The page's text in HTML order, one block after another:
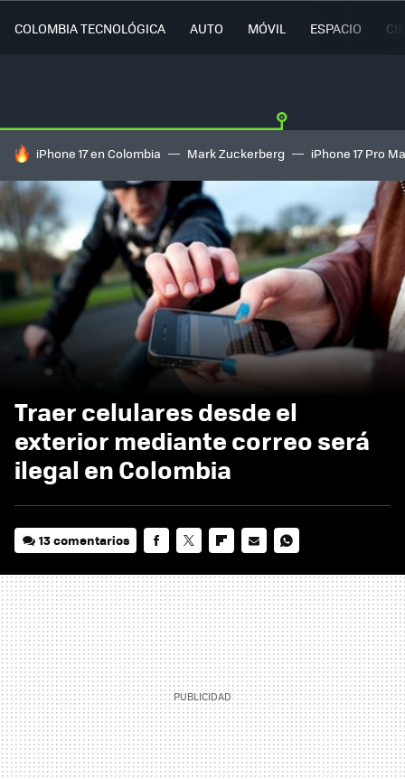
COLOMBIA TECNOLÓGICA AUTO MÓVIL ESPACIO
HOY SE HABLA DE
iPhone 17 en Colombia Mark Zuckerberg iPhone 17 Pro
Traer celulares desde el
exterior mediante correo será
ilegal en Colombia
13 comentarios
MAIL